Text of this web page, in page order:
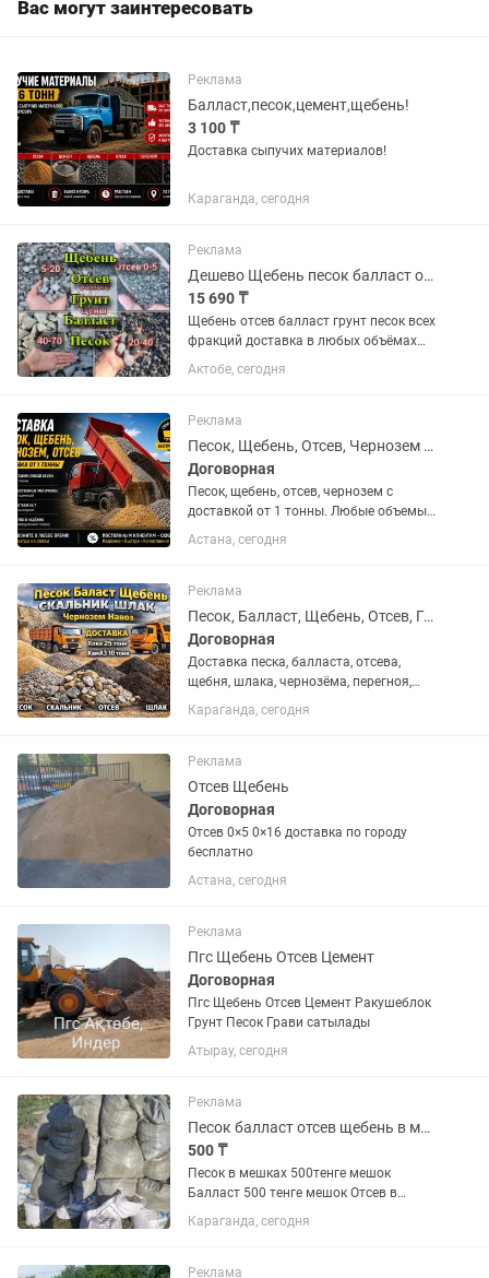
Вас могут заинтересовать
Реклама
Балласт,песок,цемент,щебень!
3 100 ₸
Доставка сыпучих материалов!
Караганда, сегодня
Реклама
Дешево Щебень песок балласт отсев грунт.
15 690 ₸
Щебень отсев балласт грунт песок всех
фракций доставка в любых объёмах
тонн Доставка машинами Камаз,
Шахман Звоните в любое время цены
Актобе, сегодня
Реклама
Песок, Щебень, Отсев, Чернозем от 1тонны
Договорная
Песок, щебень, отсев, чернозем с
доставкой от 1 тонны. Любые объемы.
Быстрая доставка, выгодные цены.
Звоните в любое время.
Астана, сегодня
Реклама
Песок, Балласт, Щебень, Отсев, Грунт, Чернозем, Перегной
Договорная
Доставка песка, балласта, отсева,
щебня, шлака, чернозёма, перегноя,
грунта, скальника и многое другое
Караганда, сегодня
Реклама
Отсев Щебень
Договорная
Отсев 0×5 0×16 доставка по городу
бесплатно
Астана, сегодня
Реклама
Пгс Щебень Отсев Цемент
Договорная
Пгс Щебень Отсев Цемент Ракушеблок
Грунт Песок Грави сатылады
Атырау, сегодня
Реклама
Песок балласт отсев щебень в мешках цемент
500 ₸
Песок в мешках 500тенге мешок
Балласт 500 тенге мешок Отсев в
мешках 500 тенге Щебень 1000 тенге в
мешок Цемент Ротбанд Доставка
Караганда, сегодня
Реклама